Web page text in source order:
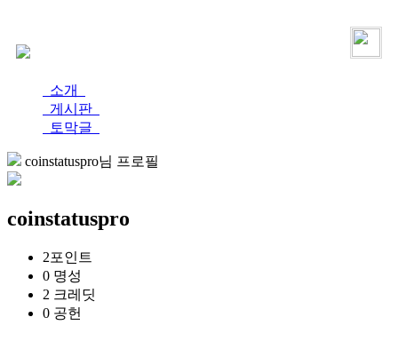
소개
게시판
토막글
coinstatuspro님 프로필
coinstatuspro
2포인트
0 명성
2 크레딧
0 공헌